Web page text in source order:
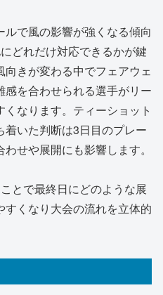
で風の影響が強くなる傾向
どれだけ対応できるかが鍵
きが変わる中でフェアウェ
を合わせられる選手がリー
なります。ティーショット
いた判断は3日目のプレー
せや展開にも影響します。
とで最終日にどのような展
くなり大会の流れを立体的